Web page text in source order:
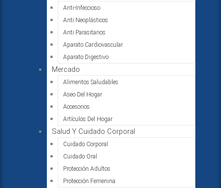
Anti-Infeccioso
Anti Neoplásticos
Anti Parasitarios
Aparato Cardiovascular
Aparato Digestivo
Mercado
Alimentos Saludables
Aseo Del Hogar
Accesorios
Artículos Del Hogar
Salud Y Cuidado Corporal
Cuidado Corporal
Cuidado Oral
Protección Adultos
Protección Femenina